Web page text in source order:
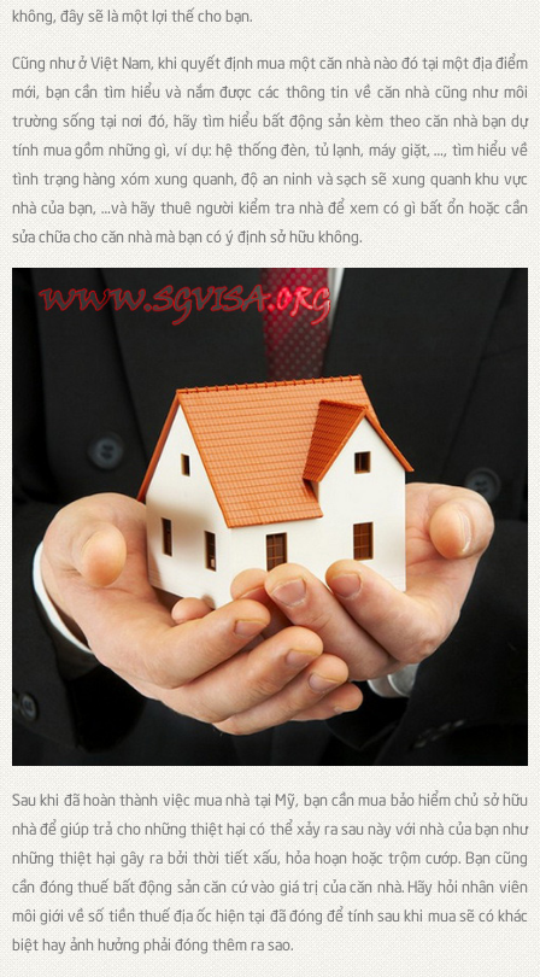
không, đây sẽ là một lợi thế cho bạn.
Cũng như ở Việt Nam, khi quyết định mua một căn nhà nào đó tại một địa điểm
mới, bạn cần tìm hiểu và nắm được các thông tin về căn nhà cũng như môi
trường sống tại nơi đó, hãy tìm hiểu bất động sản kèm theo căn nhà bạn dự
tính mua gồm những gì, ví dụ: hệ thống đèn, tủ lạnh, máy giặt, …, tìm hiểu về
tình trạng hàng xóm xung quanh, độ an ninh và sạch sẽ xung quanh khu vực
nhà của bạn, …và hãy thuê người kiểm tra nhà để xem có gì bất ổn hoặc cần
sửa chữa cho căn nhà mà bạn có ý định sở hữu không.
Sau khi đã hoàn thành việc mua nhà tại Mỹ, bạn cần mua bảo hiểm chủ sở hữu
nhà để giúp trả cho những thiệt hại có thể xảy ra sau này với nhà của bạn như
những thiệt hại gây ra bởi thời tiết xấu, hỏa hoạn hoặc trộm cướp. Bạn cũng
cần đóng thuế bất động sản căn cứ vào giá trị của căn nhà. Hãy hỏi nhân viên
môi giới về số tiền thuế địa ốc hiện tại đã đóng để tính sau khi mua sẽ có khác
biệt hay ảnh hưởng phải đóng thêm ra sao.